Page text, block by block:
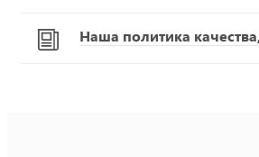
Наша политика